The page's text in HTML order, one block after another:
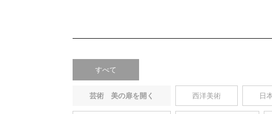
すべて
芸術 美の扉を開く 西洋美術 日